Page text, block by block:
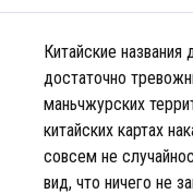
Китайские
достаточно
маньчжурских
китайских картах
совсем не
вид, что ничего не